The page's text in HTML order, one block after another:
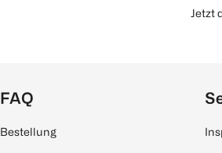
Jetzt
FAQ
Bestellung